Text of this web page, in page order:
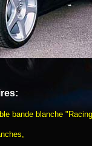
:
bande blanche